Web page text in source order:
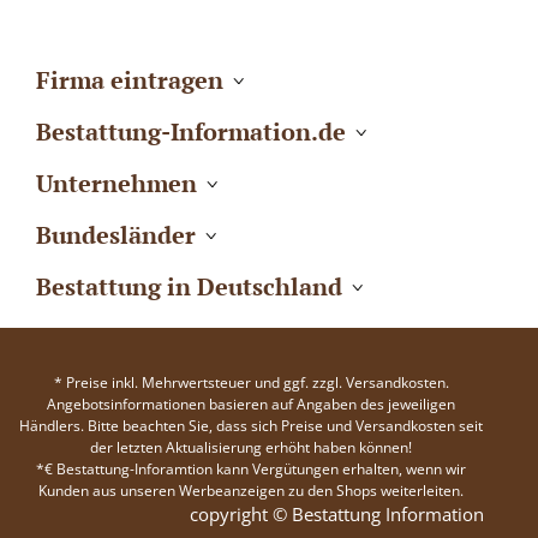
Firma eintragen
Bestattung-Information.de
Unternehmen
Bundesländer
Bestattung in Deutschland
* Preise inkl. Mehrwertsteuer und ggf. zzgl. Versandkosten.
Angebotsinformationen basieren auf Angaben des jeweiligen
Händlers. Bitte beachten Sie, dass sich Preise und Versandkosten seit
der letzten Aktualisierung erhöht haben können!
*€ Bestattung-Inforamtion kann Vergütungen erhalten, wenn wir
Kunden aus unseren Werbeanzeigen zu den Shops weiterleiten.
copyright © Bestattung Information